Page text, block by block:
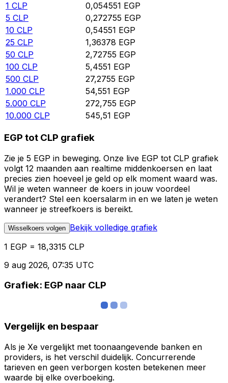
1 CLP 0,054551 EGP
5 CLP 0,272755 EGP
10 CLP 0,54551 EGP
25 CLP 1,36378 EGP
50 CLP 2,72755 EGP
100 CLP 5,4551 EGP
500 CLP 27,2755 EGP
1.000 CLP 54,551 EGP
5.000 CLP 272,755 EGP
10.000 CLP 545,51 EGP
EGP tot CLP grafiek
Zie je 5 EGP in beweging. Onze live EGP tot CLP grafiek
volgt 12 maanden aan realtime middenkoersen en laat
precies zien hoeveel je geld op elk moment waard was.
Wil je weten wanneer de koers in jouw voordeel
verandert? Stel een koersalarm in en we laten je weten
wanneer je streefkoers is bereikt.
Wisselkoers volgen Bekijk volledige grafiek
1 EGP = 18,3315 CLP
9 aug 2026, 07:35 UTC
Grafiek: EGP naar CLP
Vergelijk en bespaar
Als je Xe vergelijkt met toonaangevende banken en
providers, is het verschil duidelijk. Concurrerende
tarieven en geen verborgen kosten betekenen meer
waarde bij elke overboeking.